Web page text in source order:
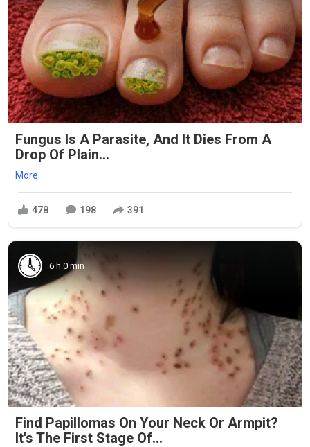
Fungus Is A Parasite, And It Dies From A
Drop Of Plain...
More
478 198 391
6 h 0 min
Find Papillomas On Your Neck Or Armpit?
It's The First Stage Of...